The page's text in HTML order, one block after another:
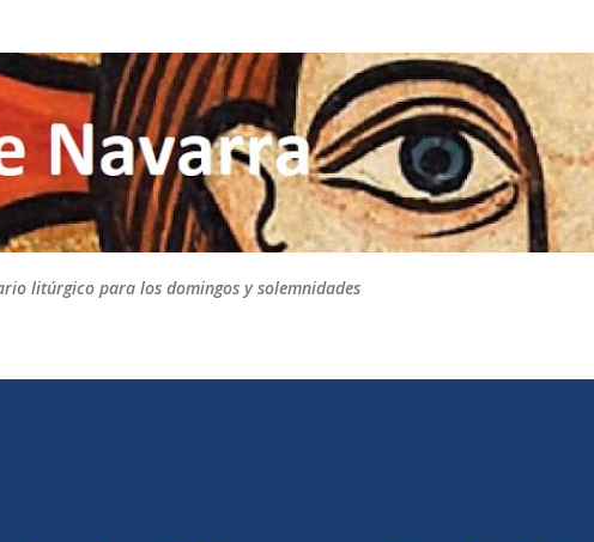
litúrgico para los domingos y solemnidades